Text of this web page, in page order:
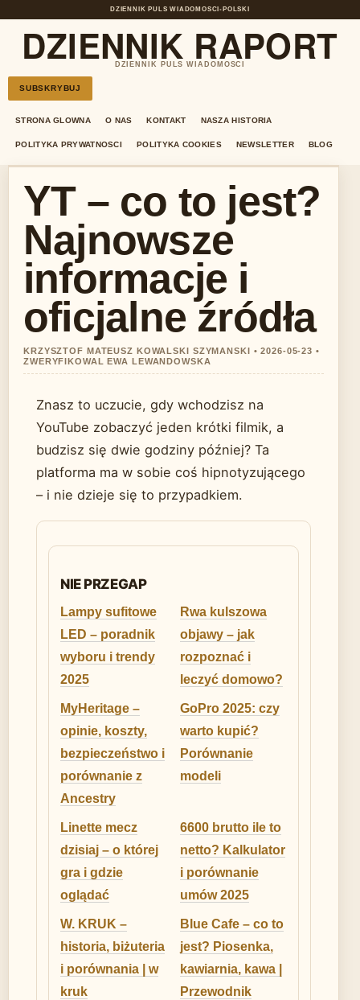
DZIENNIK PULS WIADOMOSCI• POLSKI
DZIENNIK RAPORT
DZIENNIK PULS WIADOMOSCI
SUBSKRYBUJ
STRONA GLOWNA O NAS KONTAKT NASZA HISTORIA
POLITYKA PRYWATNOSCI POLITYKA COOKIES NEWSLETTER BLOG
YT – co to jest?
Najnowsze
informacje i
oficjalne źródła
KRZYSZTOF MATEUSZ KOWALSKI SZYMANSKI • 2026-05-23 •
ZWERYFIKOWAL EWA LEWANDOWSKA
Znasz to uczucie, gdy wchodzisz na
YouTube zobaczyć jeden krótki filmik, a
budzisz się dwie godziny później? Ta
platforma ma w sobie coś hipnotyzującego
– i nie dzieje się to przypadkiem.
NIE PRZEGAP
Lampy sufitowe
LED – poradnik
wyboru i trendy
2025
Rwa kulszowa
objawy – jak
rozpoznać i
leczyć domowo?
MyHeritage –
opinie, koszty,
bezpieczeństwo i
porównanie z
Ancestry
GoPro 2025: czy
warto kupić?
Porównanie
modeli
Linette mecz
dzisiaj – o której
gra i gdzie
oglądać
6600 brutto ile to
netto? Kalkulator
i porównanie
umów 2025
W. KRUK –
historia, biżuteria
i porównania | w
kruk
Blue Cafe – co to
jest? Piosenka,
kawiarnia, kawa |
Przewodnik